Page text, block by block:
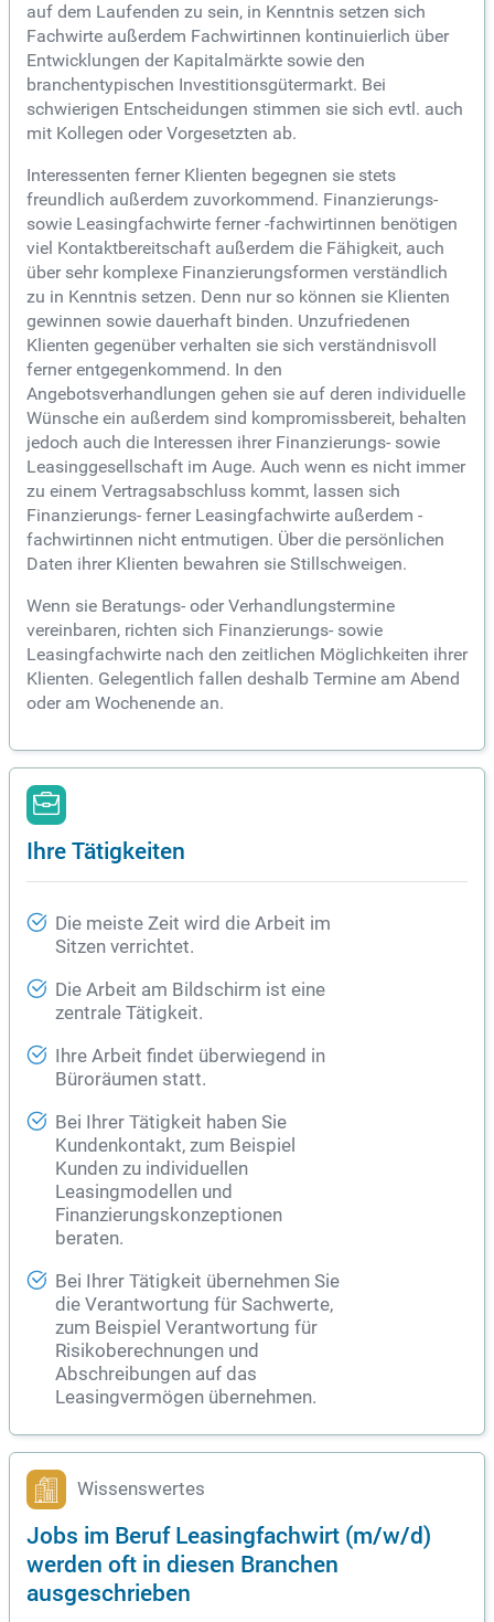
auf dem Laufenden zu sein, in Kenntnis setzen sich
Fachwirte außerdem Fachwirtinnen kontinuierlich über
Entwicklungen der Kapitalmärkte sowie den
branchentypischen Investitionsgütermarkt. Bei
schwierigen Entscheidungen stimmen sie sich evtl. auch
mit Kollegen oder Vorgesetzten ab.
Interessenten ferner Klienten begegnen sie stets
freundlich außerdem zuvorkommend. Finanzierungs-
sowie Leasingfachwirte ferner -fachwirtinnen benötigen
viel Kontaktbereitschaft außerdem die Fähigkeit, auch
über sehr komplexe Finanzierungsformen verständlich
zu in Kenntnis setzen. Denn nur so können sie Klienten
gewinnen sowie dauerhaft binden. Unzufriedenen
Klienten gegenüber verhalten sie sich verständnisvoll
ferner entgegenkommend. In den
Angebotsverhandlungen gehen sie auf deren individuelle
Wünsche ein außerdem sind kompromissbereit, behalten
jedoch auch die Interessen ihrer Finanzierungs- sowie
Leasinggesellschaft im Auge. Auch wenn es nicht immer
zu einem Vertragsabschluss kommt, lassen sich
Finanzierungs- ferner Leasingfachwirte außerdem -
fachwirtinnen nicht entmutigen. Über die persönlichen
Daten ihrer Klienten bewahren sie Stillschweigen.
Wenn sie Beratungs- oder Verhandlungstermine
vereinbaren, richten sich Finanzierungs- sowie
Leasingfachwirte nach den zeitlichen Möglichkeiten ihrer
Klienten. Gelegentlich fallen deshalb Termine am Abend
oder am Wochenende an.
Ihre Tätigkeiten
Die meiste Zeit wird die Arbeit im
Sitzen verrichtet.
Die Arbeit am Bildschirm ist eine
zentrale Tätigkeit.
Ihre Arbeit findet überwiegend in
Büroräumen statt.
Bei Ihrer Tätigkeit haben Sie
Kundenkontakt, zum Beispiel
Kunden zu individuellen
Leasingmodellen und
Finanzierungskonzeptionen
beraten.
Bei Ihrer Tätigkeit übernehmen Sie
die Verantwortung für Sachwerte,
zum Beispiel Verantwortung für
Risikoberechnungen und
Abschreibungen auf das
Leasingvermögen übernehmen.
Wissenswertes
Jobs im Beruf Leasingfachwirt (m/w/d)
werden oft in diesen Branchen
ausgeschrieben